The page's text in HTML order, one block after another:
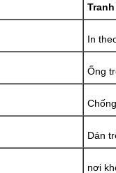
In
Ống
Dán
nơi